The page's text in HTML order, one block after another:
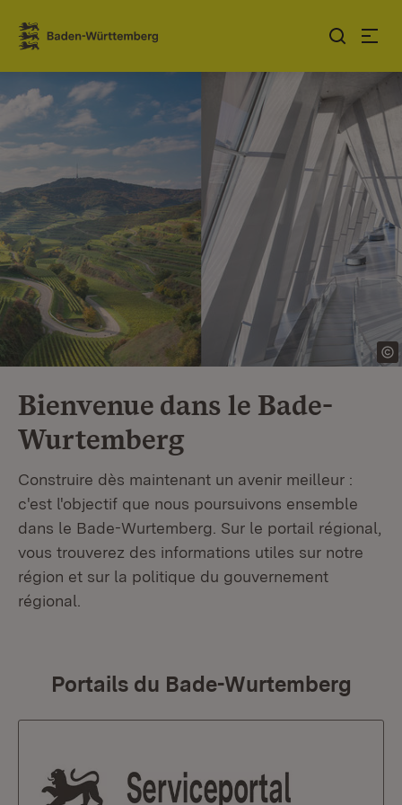
Sauter au contenu
Link zur Startseite
Bienvenue dans le Bade-
Wurtemberg
Construire dès maintenant un avenir meilleur :
c'est l'objectif que nous poursuivons ensemble
dans le Bade-Wurtemberg. Sur le portail régional,
vous trouverez des informations utiles sur notre
région et sur la politique du gouvernement
régional.
Portails du Bade-Wurtemberg